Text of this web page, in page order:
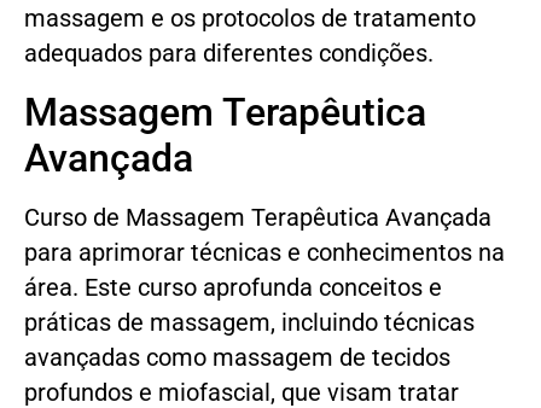
massagem e os protocolos de tratamento
adequados para diferentes condições.
Massagem Terapêutica
Avançada
Curso de Massagem Terapêutica Avançada
para aprimorar técnicas e conhecimentos na
área. Este curso aprofunda conceitos e
práticas de massagem, incluindo técnicas
avançadas como massagem de tecidos
profundos e miofascial, que visam tratar